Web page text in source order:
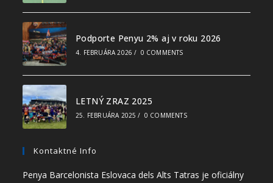
Podporte Penyu 2% aj v roku 2026
4. FEBRUÁRA 2026 / 0 COMMENTS
LETNÝ ZRAZ 2025
25. FEBRUÁRA 2025 / 0 COMMENTS
Kontaktné Info
Penya Barcelonista Eslovaca dels Alts Tatras je oficiálny